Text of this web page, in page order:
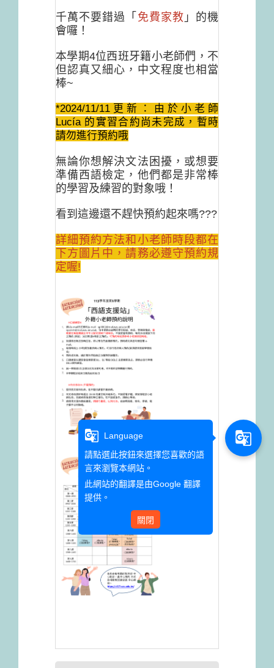
千萬不要錯過「 免費家教 」的機
會囉！
本學期4位西班牙籍小老師們，不
但認真又細心，中文程度也相當
棒~
*2024/11/11更新：由於小老師
Lucía 的實習合約尚未完成，暫時
請勿進行預約哦
無論你想解決文法困擾，或想要
準備西語檢定，他們都是非常棒
的學習及練習的對象哦！
看到這邊還不趕快預約起來嗎???
詳細預約方法和小老師時段都在
下方圖片中，請務必遵守預約規
定喔!
g_translate
Language
請點選此按鈕來選擇您喜歡的語
言來瀏覽本網站。
此網站的翻譯是由Google 翻譯
提供。
關閉
g_translate